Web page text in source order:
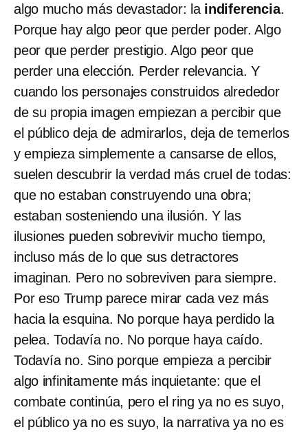
algo mucho más devastador: la indiferencia.
Porque hay algo peor que perder poder. Algo
peor que perder prestigio. Algo peor que
perder una elección. Perder relevancia. Y
cuando los personajes construidos alrededor
de su propia imagen empiezan a percibir que
el público deja de admirarlos, deja de temerlos
y empieza simplemente a cansarse de ellos,
suelen descubrir la verdad más cruel de todas:
que no estaban construyendo una obra;
estaban sosteniendo una ilusión. Y las
ilusiones pueden sobrevivir mucho tiempo,
incluso más de lo que sus detractores
imaginan. Pero no sobreviven para siempre.
Por eso Trump parece mirar cada vez más
hacia la esquina. No porque haya perdido la
pelea. Todavía no. No porque haya caído.
Todavía no. Sino porque empieza a percibir
algo infinitamente más inquietante: que el
combate continúa, pero el ring ya no es suyo,
el público ya no es suyo, la narrativa ya no es